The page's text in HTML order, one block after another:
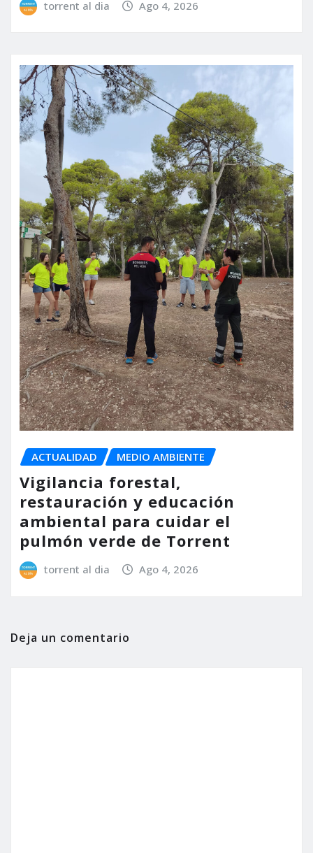
torrent al dia Ago 4, 2026
ACTUALIDAD MEDIO AMBIENTE
Vigilancia forestal,
restauración y educación
ambiental para cuidar el
pulmón verde de Torrent
torrent al dia Ago 4, 2026
Deja un comentario